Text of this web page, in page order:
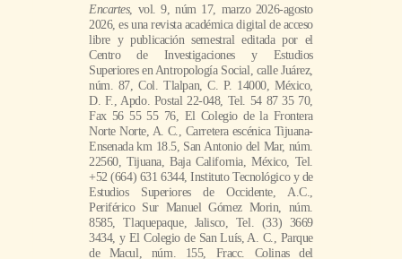
Encartes, vol. 9, núm 17, marzo 2026-agosto
2026, es una revista académica digital de acceso
libre y publicación semestral editada por el
Centro de Investigaciones y Estudios
Superiores en Antropología Social, calle Juárez,
núm. 87, Col. Tlalpan, C. P. 14000, México,
D. F., Apdo. Postal 22-048, Tel. 54 87 35 70,
Fax 56 55 55 76, El Colegio de la Frontera
Norte Norte, A. C., Carretera escénica Tijuana-
Ensenada km 18.5, San Antonio del Mar, núm.
22560, Tijuana, Baja California, México, Tel.
+52 (664) 631 6344, Instituto Tecnológico y de
Estudios Superiores de Occidente, A.C.,
Periférico Sur Manuel Gómez Morin, núm.
8585, Tlaquepaque, Jalisco, Tel. (33) 3669
3434, y El Colegio de San Luís, A. C., Parque
de Macul, núm. 155, Fracc. Colinas del